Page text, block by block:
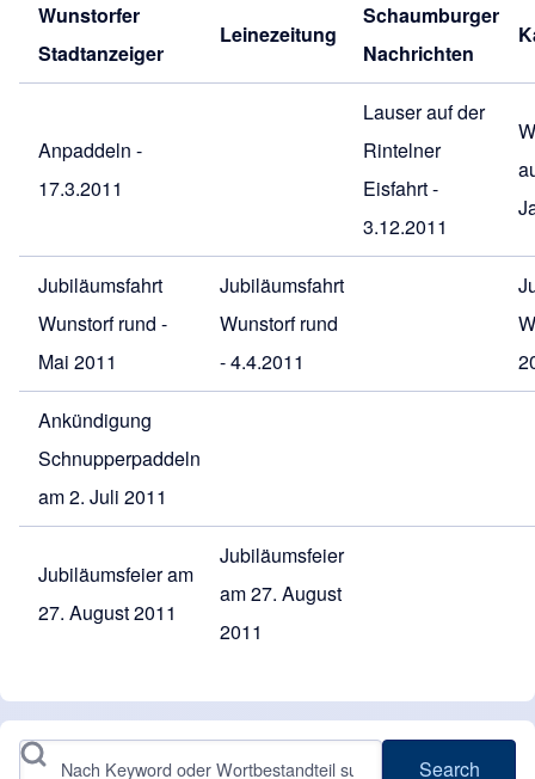
Wunstorfer
Stadtanzeiger
Leinezeitung
Schaumburger
Nachrichten
Anpaddeln -
17.3.2011
Lauser auf der
Rintelner
Eisfahrt -
3.12.2011
Jubiläumsfahrt
Wunstorf rund -
Mai 2011
Jubiläumsfahrt
Wunstorf rund
- 4.4.2011
Ankündigung
Schnupperpaddeln
am 2. Juli 2011
Jubiläumsfeier am
27. August 2011
Jubiläumsfeier
am 27. August
2011
Search